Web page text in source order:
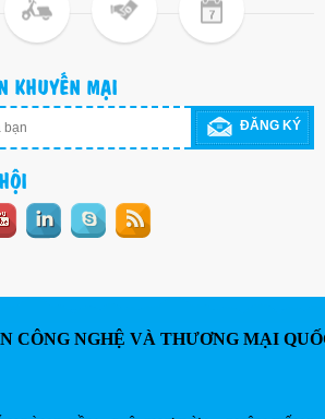
KHUYẾN MẠI
ĐĂNG KÝ
CÔNG NGHỆ VÀ THƯƠNG MẠI